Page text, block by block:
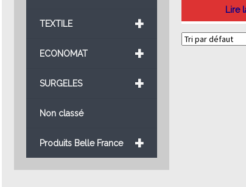
Lire
+
TEXTILE
+
ECONOMAT
+
SURGELES
Non classé
+
Produits Belle France